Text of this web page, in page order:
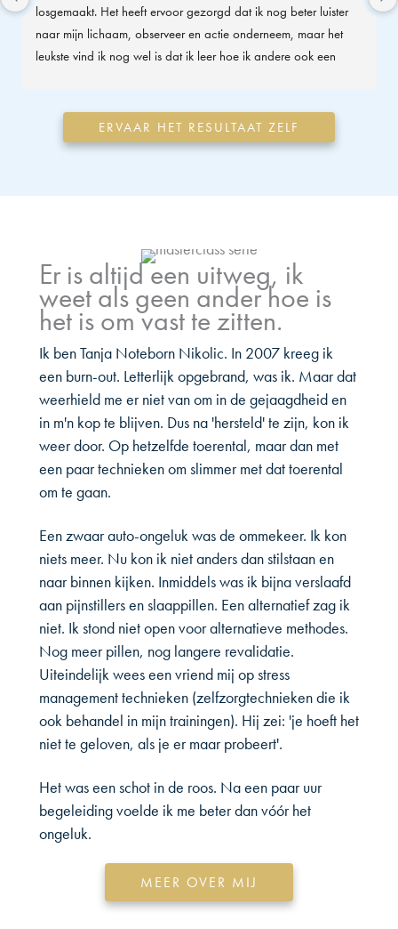
losgemaakt. Het heeft ervoor gezorgd dat ik nog beter luister
naar mijn lichaam, observeer en actie onderneem, maar het
leukste vind ik nog wel is dat ik leer hoe ik andere ook een
ERVAAR HET RESULTAAT ZELF
Er is altijd een uitweg, ik
weet als geen ander hoe is
het is om vast te zitten.
Ik ben Tanja Noteborn Nikolic. In 2007 kreeg ik
een burn-out. Letterlijk opgebrand, was ik. Maar dat
weerhield me er niet van om in de gejaagdheid en
in m'n kop te blijven. Dus na 'hersteld' te zijn, kon ik
weer door. Op hetzelfde toerental, maar dan met
een paar technieken om slimmer met dat toerental
om te gaan.
Een zwaar auto-ongeluk was de ommekeer. Ik kon
niets meer. Nu kon ik niet anders dan stilstaan en
naar binnen kijken. Inmiddels was ik bijna verslaafd
aan pijnstillers en slaappillen. Een alternatief zag ik
niet. Ik stond niet open voor alternatieve methodes.
Nog meer pillen, nog langere revalidatie.
Uiteindelijk wees een vriend mij op stress
management technieken (zelfzorgtechnieken die ik
ook behandel in mijn trainingen). Hij zei: 'je hoeft het
niet te geloven, als je er maar probeert'.
Het was een schot in de roos. Na een paar uur
begeleiding voelde ik me beter dan vóór het
ongeluk.
MEER OVER MIJ